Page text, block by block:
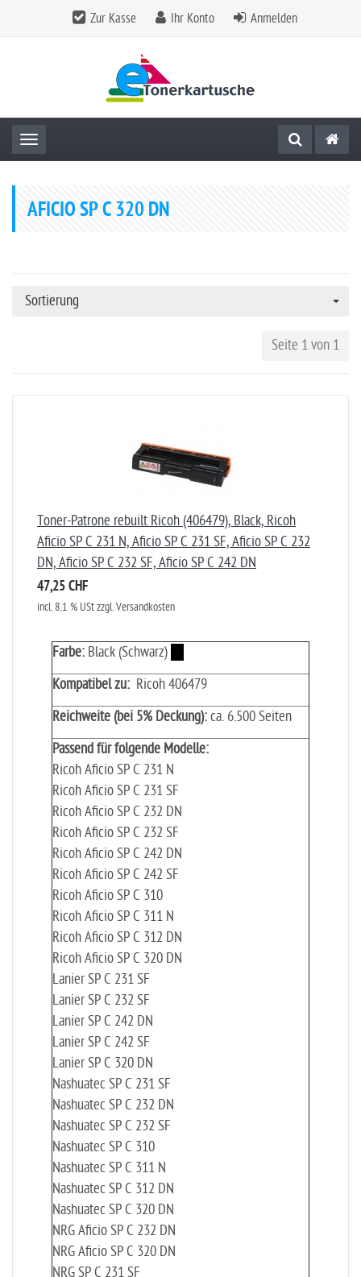
Zur Kasse Ihr Konto Anmelden
Toggle navigation
AFICIO SP C 320 DN
Sortierung
Seite 1 von 1
Toner-Patrone rebuilt Ricoh (406479), Black, Ricoh
Aficio SP C 231 N, Aficio SP C 231 SF, Aficio SP C 232
DN, Aficio SP C 232 SF, Aficio SP C 242 DN
47,25 CHF
incl. 8.1 % USt zzgl. Versandkosten
Farbe: Black (Schwarz)
Kompatibel zu: Ricoh 406479
Reichweite (bei 5% Deckung):ca. 6.500 Seiten
Passend für folgende Modelle:
Ricoh Aficio SP C 231 N
Ricoh Aficio SP C 231 SF
Ricoh Aficio SP C 232 DN
Ricoh Aficio SP C 232 SF
Ricoh Aficio SP C 242 DN
Ricoh Aficio SP C 242 SF
Ricoh Aficio SP C 310
Ricoh Aficio SP C 311 N
Ricoh Aficio SP C 312 DN
Ricoh Aficio SP C 320 DN
Lanier SP C 231 SF
Lanier SP C 232 SF
Lanier SP C 242 DN
Lanier SP C 242 SF
Lanier SP C 320 DN
Nashuatec SP C 231 SF
Nashuatec SP C 232 DN
Nashuatec SP C 232 SF
Nashuatec SP C 310
Nashuatec SP C 311 N
Nashuatec SP C 312 DN
Nashuatec SP C 320 DN
NRG Aficio SP C 232 DN
NRG Aficio SP C 320 DN
NRG SP C 231 SF